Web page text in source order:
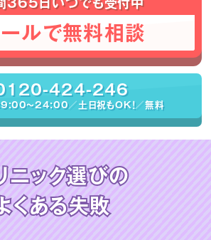
365日いつでも受付中
ールで無料相談
424-246
9:00〜24:00／土日祝もOK！／無料
ニック選びの
くある失敗